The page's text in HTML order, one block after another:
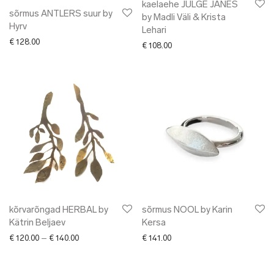
sõrmus ANTLERS suur by
Hyrv
€ 128.00
kaelaehe JULGE JÄNES
by Madli Väli & Krista
Lehari
€ 108.00
kõrvarõngad HERBAL by
Kätrin Beljaev
€ 120.00 – € 140.00Price range: € 120.00 through € 140.00
sõrmus NOOL by Karin
Kersa
€ 141.00